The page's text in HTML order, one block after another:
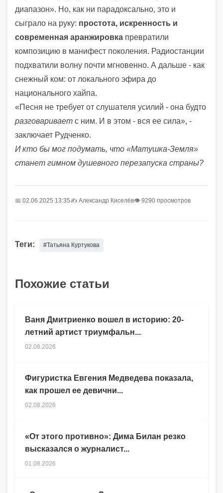
диапазон». Но, как ни парадоксально, это и
сыграло на руку: простота, искренность и
современная аранжировка превратили
композицию в манифест поколения. Радиостанции
подхватили волну почти мгновенно. А дальше - как
снежный ком: от локального эфира до
национального хайпа.
«Песня не требует от слушателя усилий - она будто
разговаривает с ним. И в этом - вся ее сила», -
заключает Рудченко.
И кто бы мог подумать, что «Матушка-Земля»
станет гимном душевного перезапуска страны?
📅 02.06.2025 13:35✍️ Александр Киселёв👁 9290 просмотров
Теги: #Татьяна Куртукова
Похожие статьи
Ваня Дмитриенко вошел в историю: 20-
летний артист триумфальн...
02.08.2026
Фигуристка Евгения Медведева показала,
как прошел ее девични...
02.08.2026
«От этого противно»: Дима Билан резко
высказался о журналист...
01.08.2026